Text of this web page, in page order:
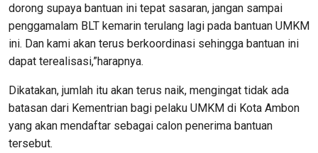
dorong supaya bantuan ini tepat sasaran, jangan sampai
penggamalam BLT kemarin terulang lagi pada bantuan UMKM
ini. Dan kami akan terus berkoordinasi sehingga bantuan ini
dapat terealisasi,”harapnya.
Dikatakan, jumlah itu akan terus naik, mengingat tidak ada
batasan dari Kementrian bagi pelaku UMKM di Kota Ambon
yang akan mendaftar sebagai calon penerima bantuan
tersebut.